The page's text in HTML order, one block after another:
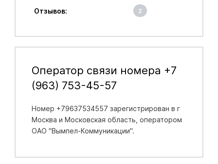
Отзывов: 2
Оператор связи номера +7
(963) 753-45-57
Номер +79637534557 зарегистрирован в г
Москва и Московская область , оператором
ОАО "Вымпел-Коммуникации".